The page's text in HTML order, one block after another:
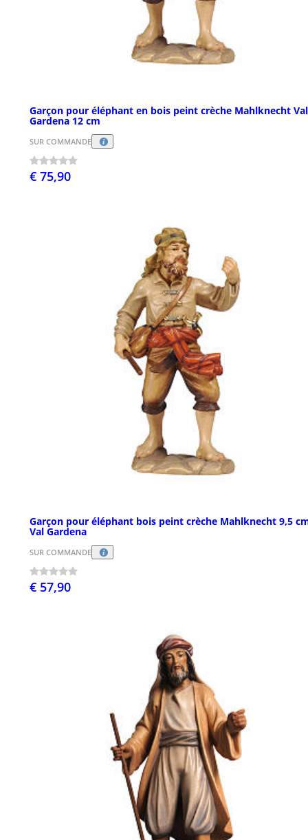
Garçon pour éléphant en bois peint crèche Mahlknecht Val
Gardena 12 cm
SUR COMMANDE
€ 75,90
Garçon pour éléphant bois peint crèche Mahlknecht 9,5
Val Gardena
SUR COMMANDE
€ 57,90